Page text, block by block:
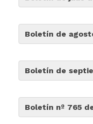
Boletín de
Boletín de
Boletín nº 765